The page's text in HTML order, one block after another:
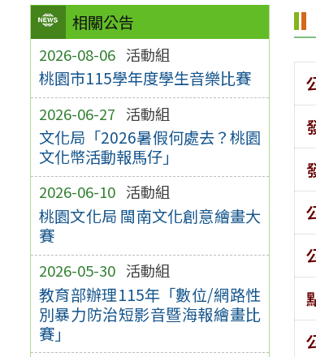
相關公告
2026-08-06 活動組
桃園市115學年度學生音樂比賽
2026-06-27 活動組
文化局「2026暑假何處去？桃園
文化幣活動報馬仔」
2026-06-10 活動組
桃園文化局 閩南文化創意繪畫大
賽
2026-05-30 活動組
教育部辦理115年「數位/網路性
別暴力防治短影音暨海報繪畫比
賽」